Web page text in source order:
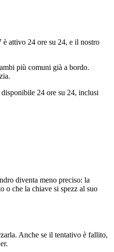
attivo 24 ore su 24, e il nostro
più comuni già a bordo.
24 ore su 24, inclusi
diventa meno preciso: la
o che la chiave si spezz al suo
Anche se il tentativo è fallito,